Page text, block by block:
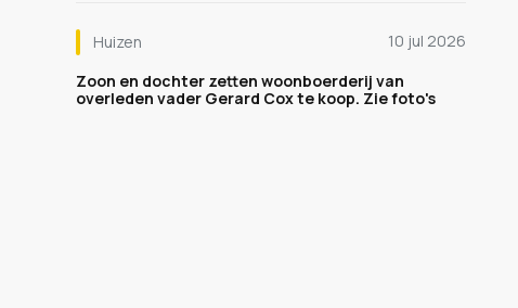
Huizen
10 jul 2026
Zoon en dochter zetten woonboerderij van
overleden vader Gerard Cox te koop. Zie foto's